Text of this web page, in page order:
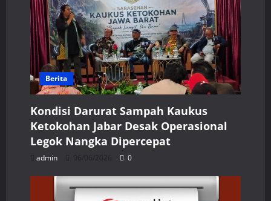
Berita
Kondisi Darurat Sampah Kaukus
Ketokohan Jabar Desak Operasional
Legok Nangka Dipercepat
admin 06/06/2026 0